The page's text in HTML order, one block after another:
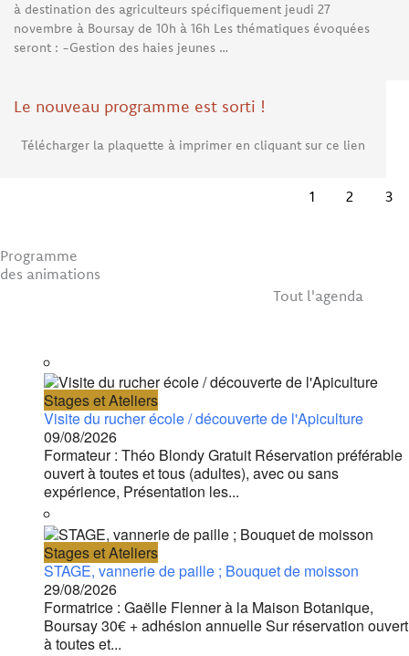
à destination des agriculteurs spécifiquement jeudi 27
novembre à Boursay de 10h à 16h Les thématiques évoquées
seront : -Gestion des haies jeunes …
Le nouveau programme est sorti !
Télécharger la plaquette à imprimer en cliquant sur ce lien
1 2 3
Programme
des animations
Tout l'agenda
Stages et Ateliers
Visite du rucher école / découverte de l'Apiculture
09/08/2026
Formateur : Théo Blondy Gratuit Réservation préférable
ouvert à toutes et tous (adultes), avec ou sans
expérience, Présentation les...
Stages et Ateliers
STAGE, vannerie de paille ; Bouquet de moisson
29/08/2026
Formatrice : Gaëlle Flenner à la Maison Botanique,
Boursay 30€ + adhésion annuelle Sur réservation ouvert
à toutes et...